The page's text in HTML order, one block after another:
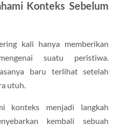
Konteks Sebelum
kali hanya memberikan
suatu peristiwa.
baru terlihat setelah
utuh.
konteks menjadi langkah
kembali sebuah